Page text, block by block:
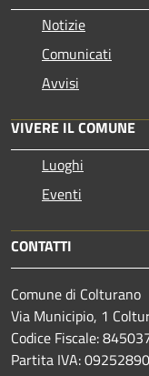
Notizie
Comunicati
Avvisi
VIVERE IL COMUNE
Luoghi
Eventi
CONTATTI
Comune di Colturano
Via Municipio, 1
Codice Fiscale:
Partita IVA: